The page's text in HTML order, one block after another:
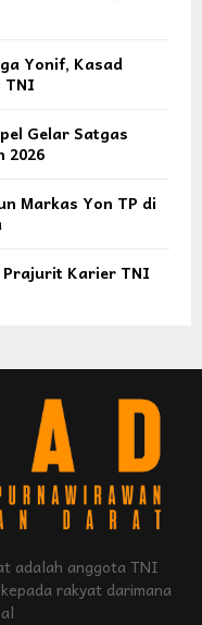
Yonif, Kasad
TNI
Gelar Satgas
2026
Markas Yon TP di
Prajurit Karier TNI
adalah anggota TNI
rakyat darimana